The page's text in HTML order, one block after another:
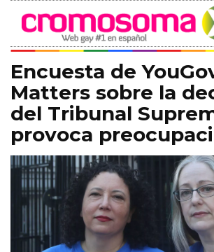
Encuesta de
Matters sobre la
del Tribunal
provoca